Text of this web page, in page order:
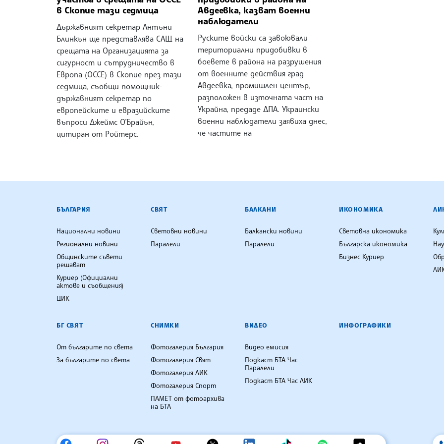
в Скопие тази седмица
Държавният секретар Антъни
Блинкън ще представлява САЩ на
срещата на Организацията за
сигурност и сътрудничество в
Европа (ОССЕ) в Скопие през тази
седмица, съобщи помощник-
държавният секретар по
европейските и евразийските
въпроси Джеймс О’Брайън,
цитиран от Ройтерс.
Авдеевка, казват военни
наблюдатели
Руските войски са завоювали
териториални придобивки в
боевете в района на разрушения
от военните действия град
Авдеевка, промишлен център,
разположен в източната част на
Украйна, предаде ДПА. Украински
военни наблюдатели заявиха днес,
че частите на
БЪЛГАРСКА ТЕЛЕГРАФНА АГЕНЦИЯ
БЪЛГАРИЯ
Национални новини
Регионални новини
Общинските съвети
решават
Куриер (Официални
актове и съобщения)
ЦИК
СВЯТ
Световни новини
Паралели
БАЛКАНИ
Балкански новини
Паралели
ИКОНОМИКА
Световна икономика
Българска икономика
Бизнес Куриер
БГ СВЯТ
От българите по света
За българите по света
СНИМКИ
Фотогалерия България
Фотогалерия Свят
Фотогалерия ЛИК
Фотогалерия Спорт
ПАМЕТ от фотоархива
на БТА
ВИДЕО
Видео емисия
Подкаст БТА Час
Паралели
Подкаст БТА Час ЛИК
ИНФОГРАФИКИ